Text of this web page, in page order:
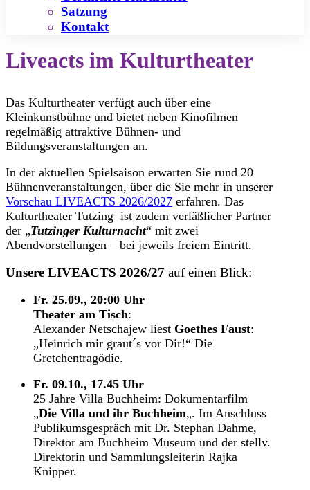
Satzung
Kontakt
Liveacts im Kulturtheater
Das Kulturtheater verfügt auch über eine
Kleinkunstbühne und bietet neben Kinofilmen
regelmäßig attraktive Bühnen- und
Bildungsveranstaltungen an.
In der aktuellen Spielsaison erwarten Sie rund 20
Bühnenveranstaltungen, über die Sie mehr in unserer
Vorschau LIVEACTS 2026/2027 erfahren. Das
Kulturtheater Tutzing ist zudem verläßlicher Partner
der „Tutzinger Kulturnacht“ mit zwei
Abendvorstellungen – bei jeweils freiem Eintritt.
Unsere LIVEACTS 2026/27 auf einen Blick:
Fr. 25.09., 20:00 Uhr
Theater am Tisch:
Alexander Netschajew liest Goethes Faust:
„Heinrich mir graut´s vor Dir!“ Die
Gretchentragödie.
Fr. 09.10., 17.45 Uhr
25 Jahre Villa Buchheim: Dokumentarfilm
„Die Villa und ihr Buchheim„. Im Anschluss
Publikumsgespräch mit Dr. Stephan Dahme,
Direktor am Buchheim Museum und der stellv.
Direktorin und Sammlungsleiterin Rajka
Knipper.